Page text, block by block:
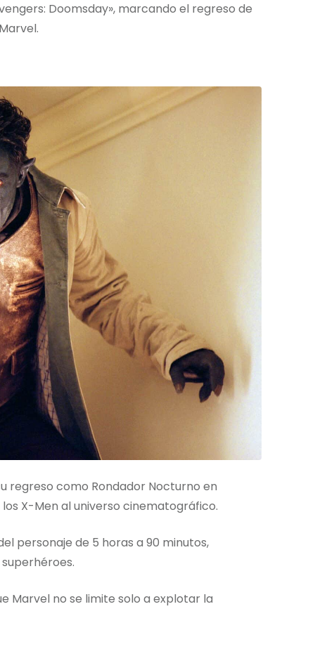
Doomsday», marcando el regreso de
regreso como Rondador Nocturno en
X-Men al universo cinematográfico.
personaje de 5 horas a 90 minutos,
Marvel no se limite solo a explotar la